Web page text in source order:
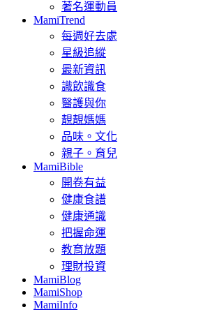
著名運動員
MamiTrend
每週好去處
星級追縱
最新資訊
識飲識食
醫護與你
靚靚媽媽
品味。文化
親子。育兒
MamiBible
開卷有益
健康食譜
健康通識
把握命運
教育放題
理財投資
MamiBlog
MamiShop
MamiInfo